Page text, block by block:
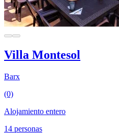
Villa Montesol
Barx
(0)
Alojamiento entero
14 personas